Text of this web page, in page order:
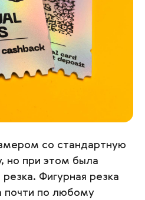
со стандартную
но при этом была
Фигурная резка
почти по любому